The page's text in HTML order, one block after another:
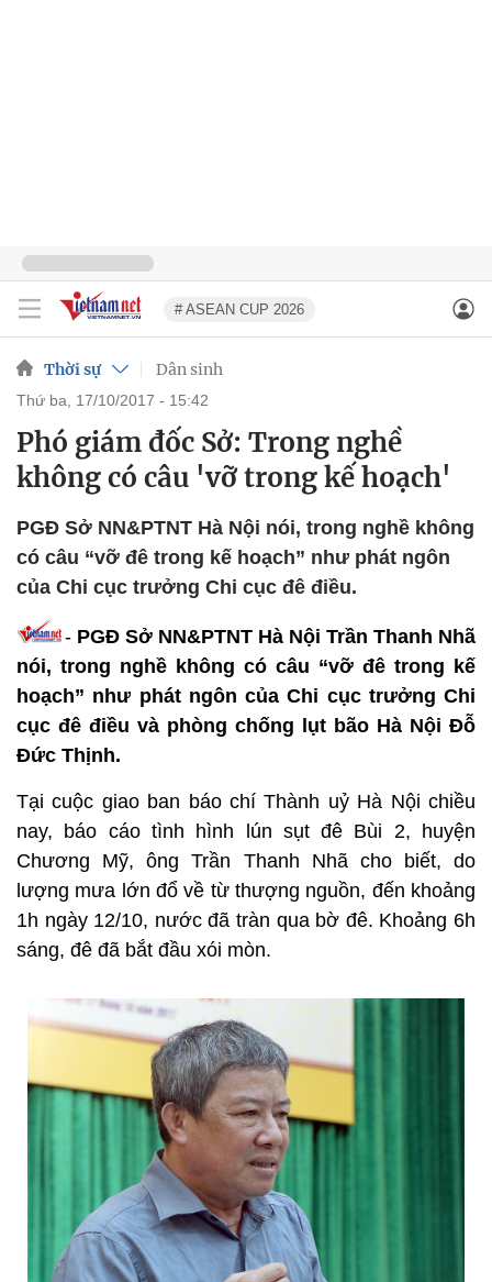
# ASEAN CUP 2026
Thời sự Dân sinh
thứ ba, 17/10/2017 - 15:42
Phó giám đốc Sở: Trong nghề
không có câu 'vỡ trong kế hoạch'
PGĐ Sở NN&PTNT Hà Nội nói, trong nghề không
có câu “vỡ đê trong kế hoạch” như phát ngôn
của Chi cục trưởng Chi cục đê điều.
- PGĐ Sở NN&PTNT Hà Nội Trần Thanh Nhã
nói, trong nghề không có câu “vỡ đê trong kế
hoạch” như phát ngôn của Chi cục trưởng Chi
cục đê điều và phòng chống lụt bão Hà Nội Đỗ
Đức Thịnh.
Tại cuộc giao ban báo chí Thành uỷ Hà Nội chiều
nay, báo cáo tình hình lún sụt đê Bùi 2, huyện
Chương Mỹ, ông Trần Thanh Nhã cho biết, do
lượng mưa lớn đổ về từ thượng nguồn, đến khoảng
1h ngày 12/10, nước đã tràn qua bờ đê. Khoảng 6h
sáng, đê đã bắt đầu xói mòn.